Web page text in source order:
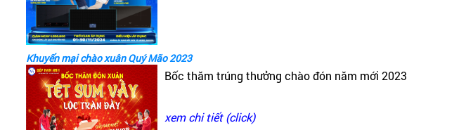
Khuyến mại chào xuân Quý Mão 2023
Bốc thăm trúng thưởng chào đón năm mới 2023
xem chi tiết (click)